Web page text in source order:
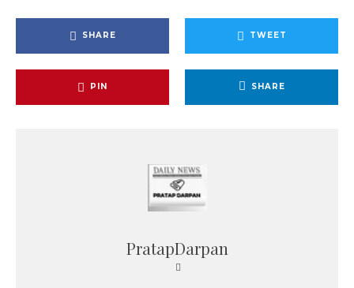
SHARE TWEET
PIN SHARE
PratapDarpan